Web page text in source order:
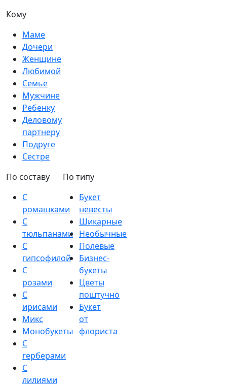
Кому
Маме
Дочери
Женщине
Любимой
Семье
Мужчине
Ребенку
Деловому
партнеру
Подруге
Сестре
По составу
С
ромашками
С
тюльпанами
С
гипсофилой
С
розами
С
ирисами
Микс
Монобукеты
С
герберами
С
лилиями
По типу
Букет
невесты
Шикарные
Необычные
Полевые
Бизнес-
букеты
Цветы
поштучно
Букет
от
флориста